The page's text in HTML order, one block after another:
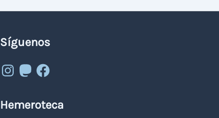
Síguenos
Instagram
MastodonFacebook
Hemeroteca